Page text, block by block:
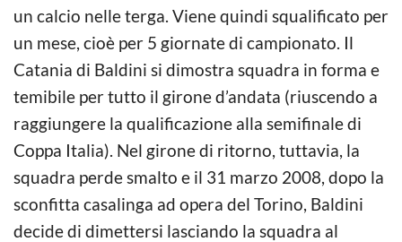
un calcio nelle terga. Viene quindi squalificato per
un mese, cioè per 5 giornate di campionato. Il
Catania di Baldini si dimostra squadra in forma e
temibile per tutto il girone d’andata (riuscendo a
raggiungere la qualificazione alla semifinale di
Coppa Italia). Nel girone di ritorno, tuttavia, la
squadra perde smalto e il 31 marzo 2008, dopo la
sconfitta casalinga ad opera del Torino, Baldini
decide di dimettersi lasciando la squadra al